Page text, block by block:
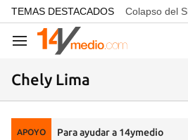
common.go-to-content
TEMAS DESTACADOS Colapso del
Navegación
Chely Lima
APOYO Para ayudar a 14ymedio